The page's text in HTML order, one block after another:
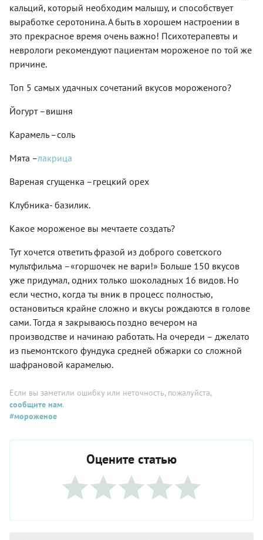
кальций, который необходим малышу, и способствует
выработке серотонина. А быть в хорошем настроении в
это прекрасное время очень важно! Психотерапевты и
неврологи рекомендуют пациентам мороженое по той же
причине.
Топ 5 самых удачных сочетаний вкусов мороженого?
Йогурт –вишня
Карамель –соль
Мята –лакрица
Вареная сгущенка –грецкий орех
Клубника- базилик.
Какое мороженое вы мечтаете создать?
Тут хочется ответить фразой из доброго советского
мультфильма –«горшочек не вари!» Больше 150 вкусов
уже придумал, одних только шоколадных 16 видов. Но
если честно, когда ты вник в процесс полностью,
остановиться крайне сложно и вкусы рождаются в голове
сами. Тогда я закрываюсь поздно вечером на
производстве и начинаю работать. На очереди – джелато
из пьемонтского фундука средней обжарки со сложной
шафрановой карамелью.
Если вы заметили ошибку или неточность, пожалуйста,
сообщите нам.
#мороженое
Оцените статью